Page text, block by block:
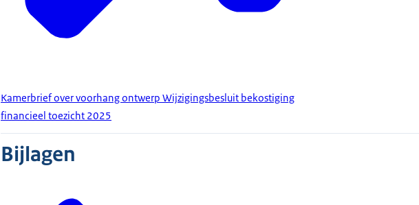
Kamerbrief over voorhang ontwerp Wijzigingsbesluit bekostiging
financieel toezicht 2025
Bijlagen